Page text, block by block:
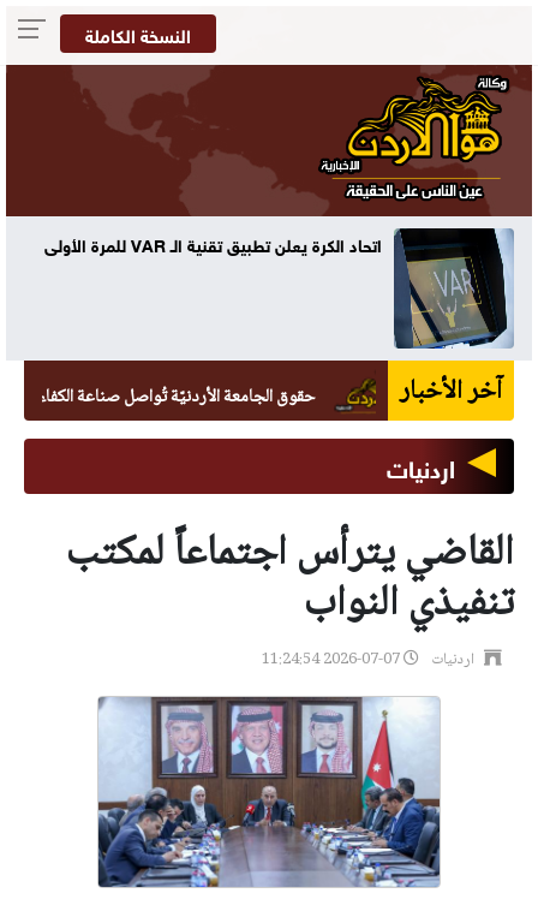
النسخة الكاملة
اتحاد الكرة يعلن تطبيق تقنية الـ VAR للمرة الأولى
آخر الأخبار حقوق الجامعة الأردنيّة تُواصل صناعة الكفاءات القانونيّة بتخريج 265
اردنيات
القاضي يترأس اجتماعاً لمكتب
تنفيذي النواب
اردنيات